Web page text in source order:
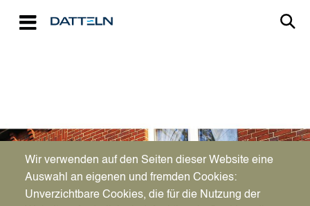
Wir verwenden auf den Seiten dieser Website eine
Auswahl an eigenen und fremden Cookies:
Unverzichtbare Cookies, die für die Nutzung der